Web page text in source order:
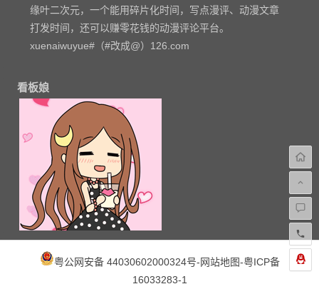
缘叶二次元，一个能用碎片化时间，写点漫评、动漫文章
打发时间，还可以赚零花钱的动漫评论平台。
xuenaiwuyue#（#改成@）126.com
看板娘
粤公网安备 44030602000324号-网站地图-粤ICP备
16033283-1